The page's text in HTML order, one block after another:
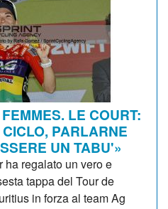
LE COURT:
PARLARNE
UN TABU'»
ha regalato un vero e
tappa del Tour de
in forza al team Ag